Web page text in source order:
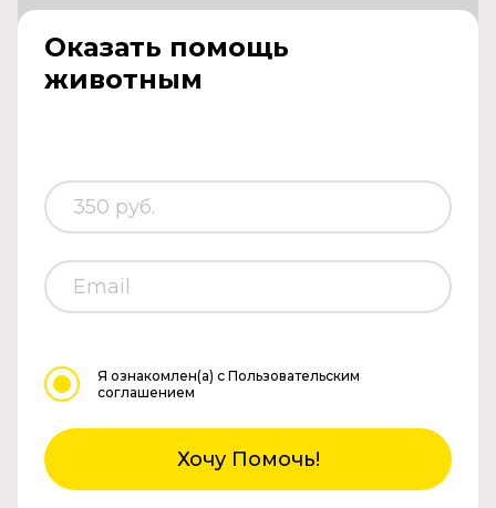
Оказать помощь
животным
Я ознакомлен(а) с Пользовательским
соглашением
Хочу Помочь!